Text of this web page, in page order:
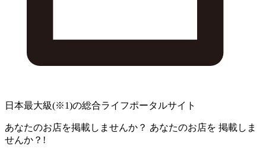
日本最大級(※1)の総合ライフポータルサイト
あなたのお店を掲載しませんか？ あなたのお店を 掲載しま
せんか？!